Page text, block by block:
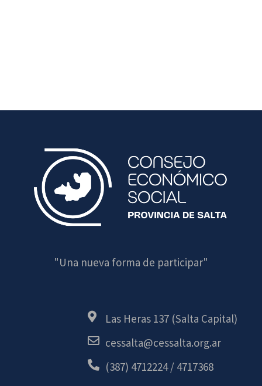
"Una nueva forma de participar"
Las Heras 137 (Salta Capital)
cessalta@cessalta.org.ar
(387) 4712224 / 4717368